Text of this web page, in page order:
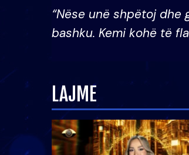
“Nëse unë shpëtoj
bashku. Kemi kohë të
LAJME